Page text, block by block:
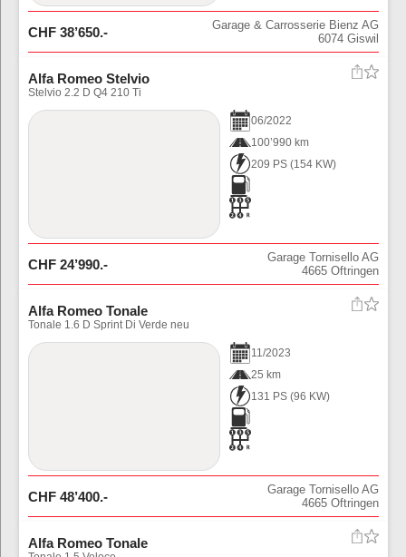
CHF 38’650.-
Garage & Carrosserie Bienz AG
6074 Giswil
Alfa Romeo Stelvio
Stelvio 2.2 D Q4 210 Ti
06/2022
100’990 km
209 PS (154 KW)
CHF 24’990.-
Garage Tornisello AG
4665 Oftringen
Alfa Romeo Tonale
Tonale 1.6 D Sprint Di Verde neu
11/2023
25 km
131 PS (96 KW)
CHF 48’400.-
Garage Tornisello AG
4665 Oftringen
Alfa Romeo Tonale